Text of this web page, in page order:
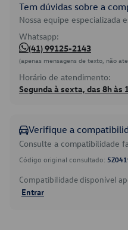
Tem dúvidas sobre a
Nossa equipe especializada
Whatsapp:
(41) 99125-2143
(apenas mensagens de texto, não
Horário de atendimento:
Segunda à sexta, das 8h às
Verifique a
Consulte a compatibilidade
Código original consultado:
Compatibilidade disponível
Entrar